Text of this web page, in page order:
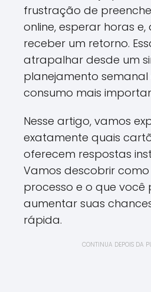
frustração de
online, esperar horas e,
receber um retorno.
atrapalhar desde um
planejamento
consumo mais
Nesse artigo, vamos
exatamente quais
oferecem respostas
Vamos descobrir
processo e o que
aumentar suas
rápida.
CONTINUA DEPOIS DA